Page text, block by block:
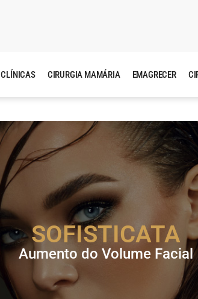
CLÍNICAS CIRURGIA MAMÁRIA EMAGRECER
SOFISTICATA
Aumento do Volume Facial